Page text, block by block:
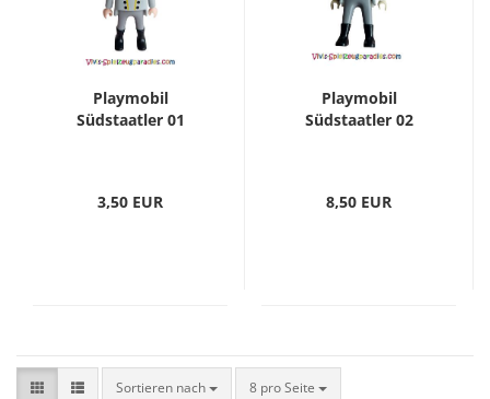
Playmobil
Südstaatler 01
3,50 EUR
Playmobil
Südstaatler 02
8,50 EUR
Sortieren nach 8 pro Seite